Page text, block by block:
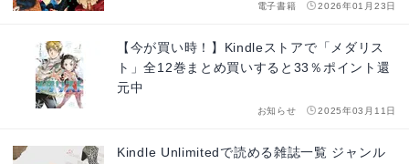
電子書籍 2026年01月23日
【今が買い時！】Kindleストアで「メダリス
ト」全12巻まとめ買いすると33％ポイント還
元中
お知らせ 2025年03月11日
Kindle Unlimitedで読める雑誌一覧 ジャンル